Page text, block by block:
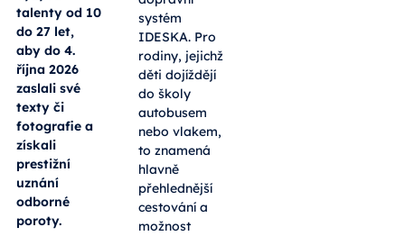
talenty od 10
do 27 let,
aby do 4.
října 2026
zaslali své
texty či
fotografie a
získali
prestižní
uznání
odborné
poroty.
systém
IDESKA. Pro
rodiny, jejichž
děti dojíždějí
do školy
autobusem
nebo vlakem,
to znamená
hlavně
přehlednější
cestování a
možnost